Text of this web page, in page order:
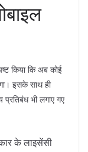
किया कि अब कोई
इसके साथ ही
भी लगाए गए
के लाइसेंसी